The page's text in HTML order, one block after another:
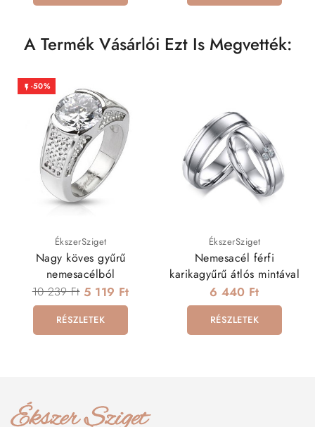
A Termék Vásárlói Ezt Is Megvették:
 -50%
ÉkszerSziget
Nagy köves gyűrű
nemesacélból
10 239 Ft 5 119 Ft
RÉSZLETEK
ÉkszerSziget
Nemesacél férfi
karikagyűrű átlós mintával
6 440 Ft
RÉSZLETEK